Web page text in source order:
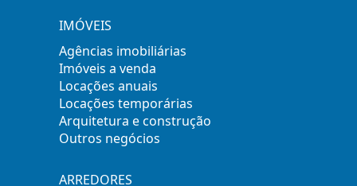
IMÓVEIS
Agências imobiliárias
Imóveis a venda
Locações anuais
Locações temporárias
Arquitetura e construção
Outros negócios
ARREDORES